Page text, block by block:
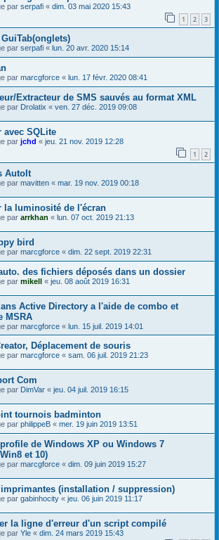
par serpafi « dim. 03 mai 2020 15:43
1 2 3
par serpafi « lun. 20 avr. 2020 15:14
par marcgforce « lun. 17 févr. 2020 08:41
Extracteur de SMS sauvés au format XML
par Drolatix « ven. 27 déc. 2019 09:08
avec SQLite
par jchd « jeu. 21 nov. 2019 12:28
1 2
AutoIt
par mavitten « mar. 19 nov. 2019 00:18
la luminosité de l'écran
par arrkhan « lun. 07 oct. 2019 21:13
bird
par marcgforce « dim. 22 sept. 2019 22:31
des fichiers déposés dans un dossier
par mikell « jeu. 08 août 2019 16:31
Active Directory a l'aide de combo et
MSRA
par marcgforce « lun. 15 juil. 2019 14:01
Déplacement de souris
par marcgforce « sam. 06 juil. 2019 21:23
Com
par DimVar « jeu. 04 juil. 2019 16:15
tournois badminton
par philippeB « mer. 19 juin 2019 13:51
de Windows XP ou Windows 7
et 10)
par marcgforce « dim. 09 juin 2019 15:27
(installation / suppression)
par gabinhocity « jeu. 06 juin 2019 11:17
la ligne d'erreur d'un script compilé
par Yle « dim. 24 mars 2019 15:43